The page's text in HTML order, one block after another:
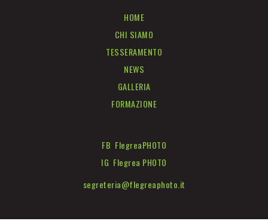
HOME
CHI SIAMO
TESSERAMENTO
NEWS
GALLERIA
FORMAZIONE
FB FlegreaPHOTO
IG Flegrea PHOTO
segreteria@flegreaphoto.it